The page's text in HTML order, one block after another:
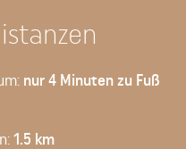
nur 4 Minuten zu Fuß
1.5 km